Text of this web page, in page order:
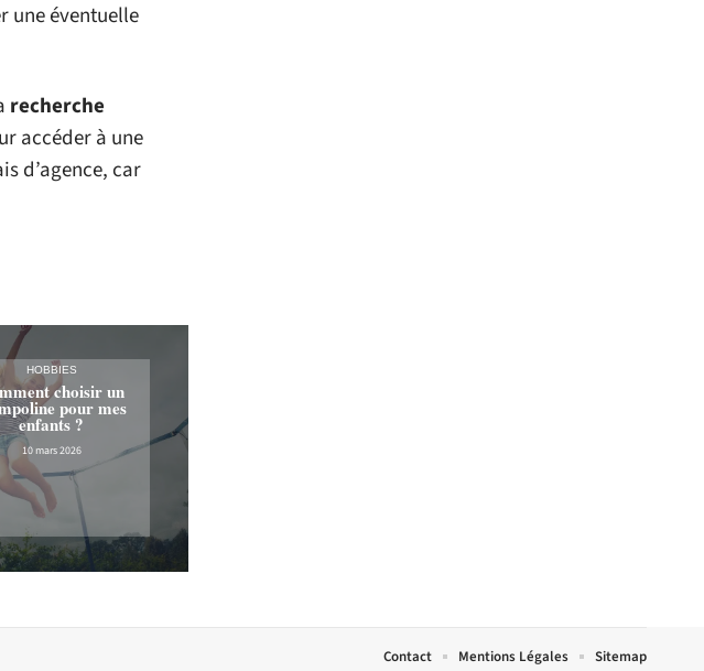
une éventuelle
recherche
accéder à une
d’agence, car
HOBBIES
choisir un
pour mes
enfants ?
10 mars 2026
Contact Mentions Légales Sitemap